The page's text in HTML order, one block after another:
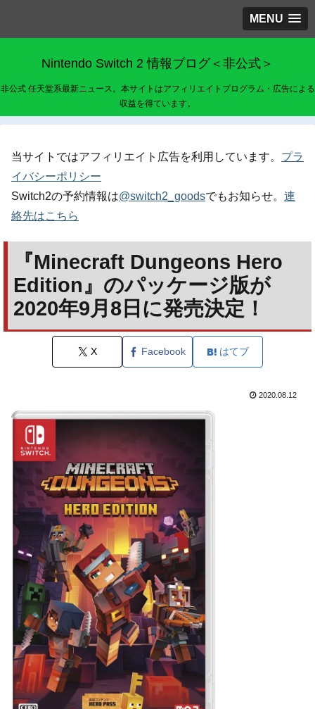
MENU
Nintendo Switch 2 情報ブログ＜非公式＞
非公式 任天堂系最新ニュース。本サイトはアフィリエイトプログラム・広告による
収益を得ています。
当サイトではアフィリエイト広告を利用しています。 プラ
イバシーポリシー
Switch2の予約情報は@switch2_goodsでもお知らせ。 連
絡先はこちら
『Minecraft Dungeons Hero
Edition』のパッケージ版が
2020年9月8日に発売決定！
X Facebook はてブ
2020.08.12